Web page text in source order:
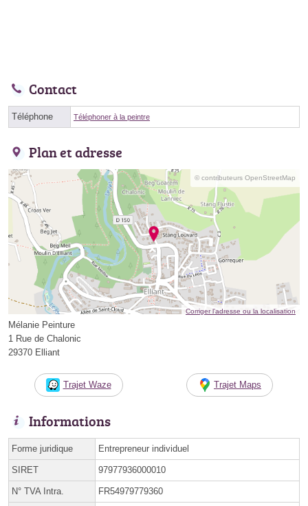
Contact
Téléphone Téléphoner à la peintre
Plan et adresse
© contributeurs OpenStreetMap
Corriger l’adresse ou la localisation
Mélanie Peinture
1 Rue de Chalonic
29370 Elliant
Trajet Waze Trajet Maps
Informations
Forme juridique Entrepreneur individuel
SIRET 97977936000010
N° TVA Intra. FR54979779360